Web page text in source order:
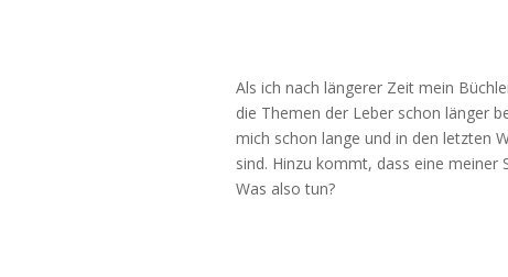
Als ich nach längerer Zeit mein
die Themen der Leber schon länger
mich schon lange und in den letzten
sind. Hinzu kommt, dass eine meiner
Was also tun?